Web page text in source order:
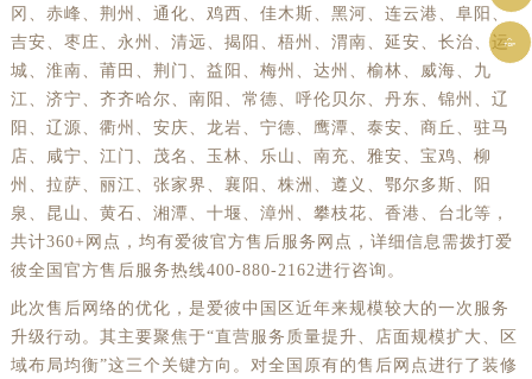
冈、赤峰、荆州、通化、鸡西、佳木斯、黑河、连云港、阜阳、
吉安、枣庄、永州、清远、揭阳、梧州、渭南、延安、长治、运
城、淮南、莆田、荆门、益阳、梅州、达州、榆林、威海、九
江、济宁、齐齐哈尔、南阳、常德、呼伦贝尔、丹东、锦州、辽
阳、辽源、衢州、安庆、龙岩、宁德、鹰潭、泰安、商丘、驻马
店、咸宁、江门、茂名、玉林、乐山、南充、雅安、宝鸡、柳
州、拉萨、丽江、张家界、襄阳、株洲、遵义、鄂尔多斯、阳
泉、昆山、黄石、湘潭、十堰、漳州、攀枝花、香港、台北等，
共计360+网点，均有爱彼官方售后服务网点，详细信息需拨打爱
彼全国官方售后服务热线400-880-2162进行咨询。
此次售后网络的优化，是爱彼中国区近年来规模较大的一次服务
升级行动。其主要聚焦于“直营服务质量提升、店面规模扩大、区
域布局均衡”这三个关键方向。对全国原有的售后网点进行了装修

提前预约免排队，到店即享服务
预约时间有变无需取消，可随时重新预约